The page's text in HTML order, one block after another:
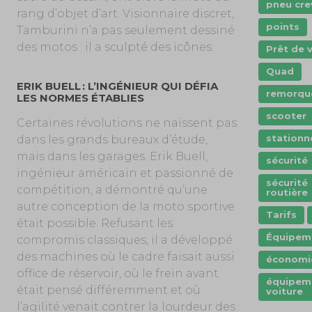
rang d’objet d’art. Visionnaire discret,
Tamburini n’a pas seulement dessiné
des motos : il a sculpté des icônes.
ERIK BUELL : L’INGÉNIEUR QUI DÉFIA
LES NORMES ÉTABLIES
Certaines révolutions ne naissent pas
dans les grands bureaux d’étude,
mais dans les garages. Erik Buell,
ingénieur américain et passionné de
compétition, a démontré qu’une
autre conception de la moto sportive
était possible. Refusant les
compromis classiques, il a développé
des machines où le cadre faisait aussi
office de réservoir, où le frein avant
était pensé différemment et où
l’agilité venait contrer la lourdeur des
pneu
points
Prêt de
Quad
scooter
sécurité
sécurité
routière
Tarifs
voiture